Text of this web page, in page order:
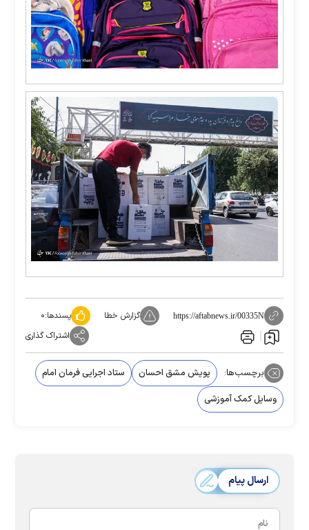
https://aftabnews.ir/00335N گزارش خطا پسندها:۰
اشتراک گذاری
برچسب‌ها: پویش مشق احسان
ستاد اجرایی فرمان امام
وسایل کمک آموزشی
ارسال پیام